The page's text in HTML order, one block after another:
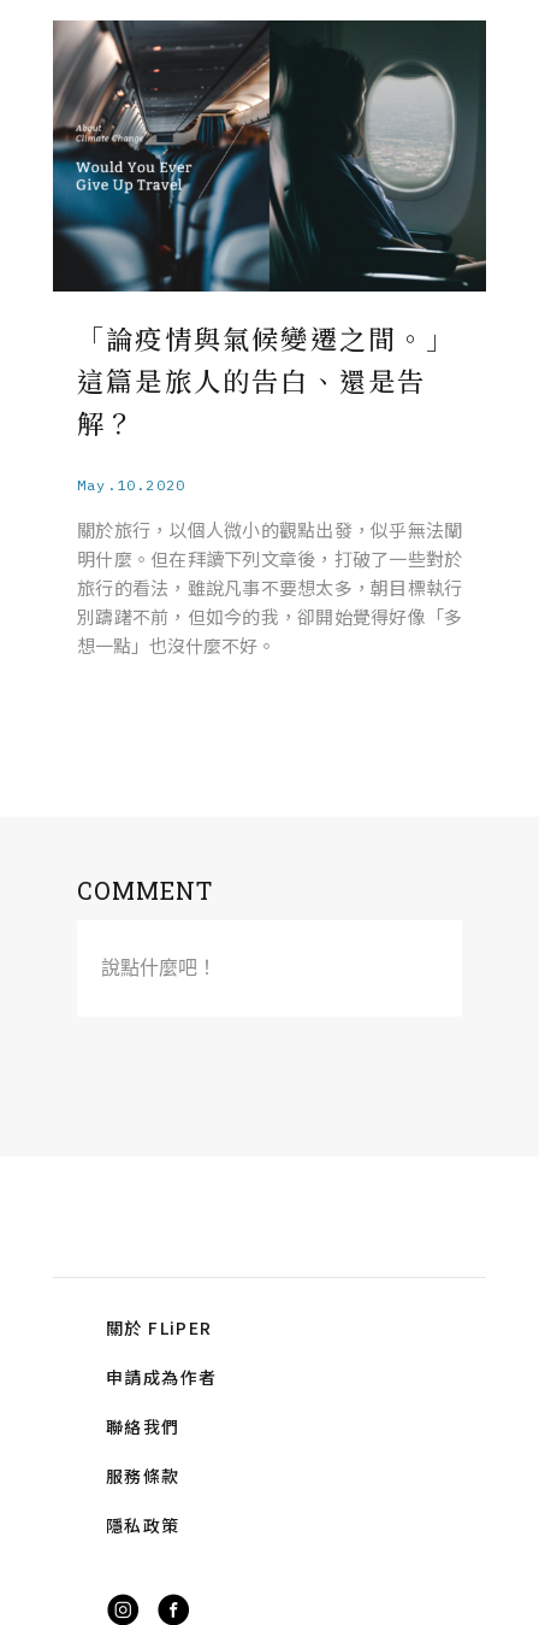
「論疫情與氣候變遷之間。」
這篇是旅人的告白、還是告
解？
May.10.2020
關於旅行，以個人微小的觀點出發，似乎無法闡
明什麼。但在拜讀下列文章後，打破了一些對於
旅行的看法，雖說凡事不要想太多，朝目標執行
別躊躇不前，但如今的我，卻開始覺得好像「多
想一點」也沒什麼不好。
COMMENT
說點什麼吧！
關於 FLiPER
申請成為作者
聯絡我們
服務條款
隱私政策